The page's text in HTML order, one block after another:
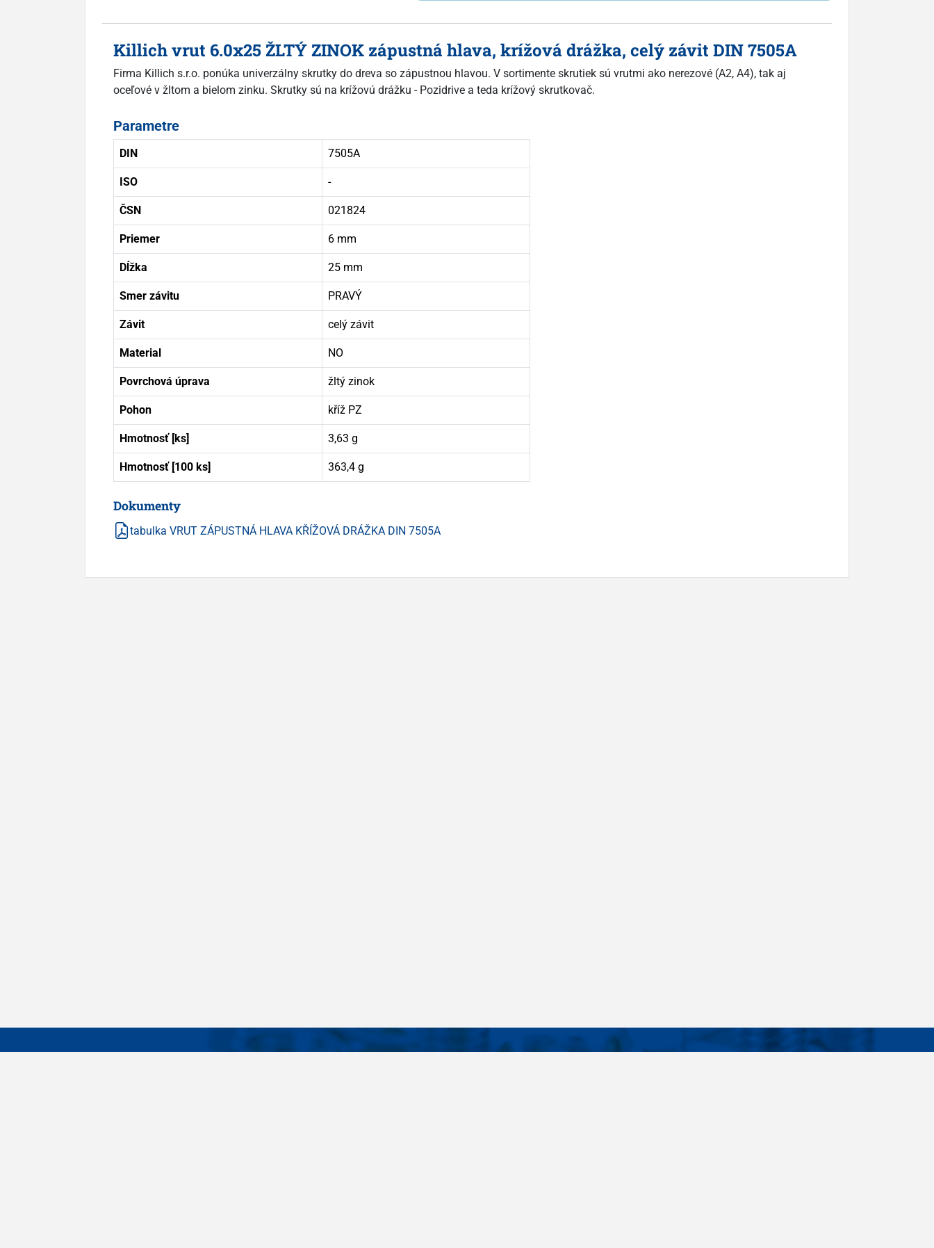
Killich vrut 6.0x25 ŽLTÝ ZINOK zápustná hlava, krížová drážka, celý závit DIN 7505A
Firma Killich s.r.o. ponúka univerzálny skrutky do dreva so zápustnou hlavou. V sortimente skrutiek sú vrutmi ako nerezové (A2, A4), tak aj
oceľové v žltom a bielom zinku. Skrutky sú na krížovú drážku - Pozidrive a teda krížový skrutkovač.
Parametre
DIN 7505A
ISO -
ČSN 021824
Priemer 6 mm
Dĺžka 25 mm
Smer závitu PRAVÝ
Závit celý závit
Material NO
Povrchová úprava žltý zinok
Pohon kříž PZ
Hmotnosť [ks] 3,63 g
Hmotnosť [100 ks] 363,4 g
Dokumenty
tabulka VRUT ZÁPUSTNÁ HLAVA KŘÍŽOVÁ DRÁŽKA DIN 7505A